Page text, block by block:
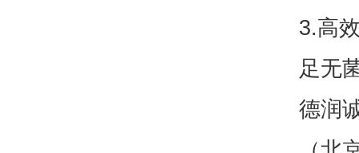
3.高
足无
德润